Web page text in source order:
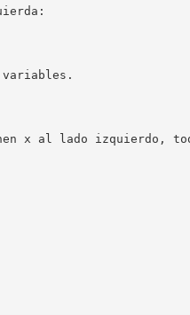
variables.
x al lado izquierdo,